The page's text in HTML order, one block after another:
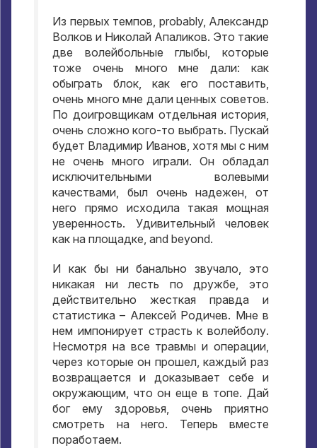
Из первых темпов, probably, Александр
Волков и Николай Апаликов. Это такие
две волейбольные глыбы,которые
тоже очень много мне дали:как
обыграть блок, как его поставить,
очень много мне дали ценных советов.
По доигровщикам отдельная история,
очень сложно кого-то выбрать. Пускай
будет Владимир Иванов, хотя мы с ним
не очень много играли. Он обладал
исключительными волевыми
качествами, был очень надежен, от
него прямо исходила такая мощная
уверенность. Удивительный человек
как на площадке, and beyond.
И как бы ни банально звучало,это
никакая ни лесть по дружбе,это
действительно жесткая правда и
статистика – Алексей Родичев. Мне в
нем импонирует страсть к волейболу.
Несмотря на все травмы и операции,
через которые он прошел,каждый раз
возвращается и доказывает себе и
окружающим, что он еще в топе.Дай
бог ему здоровья, очень приятно
смотреть на него. Теперь вместе
поработаем.